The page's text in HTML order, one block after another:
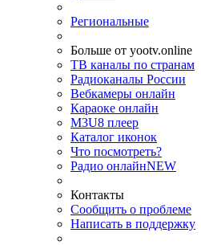
Региональные
Больше от yootv.online
ТВ каналы по странам
Радиоканалы России
Вебкамеры онлайн
Караоке онлайн
M3U8 плеер
Каталог иконок
Что посмотреть?
Радио онлайнNEW
Контакты
Сообщить о проблеме
Написать в поддержку